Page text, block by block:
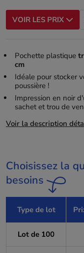
VOIR LES PRIX
Pochette plastique
cm
Idéale pour stocker
poussière !
Impression en noir
sachet et trou de
Voir la description
Choisissez la
besoins
Type de lot
Lot de 100